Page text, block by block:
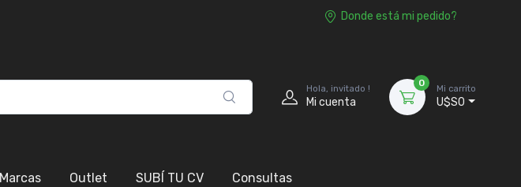
Donde está mi pedido?
Hola, invitado !
Mi cuenta
0
Mi carrito
U$S0
Marcas Outlet SUBÍ TU CV Consultas